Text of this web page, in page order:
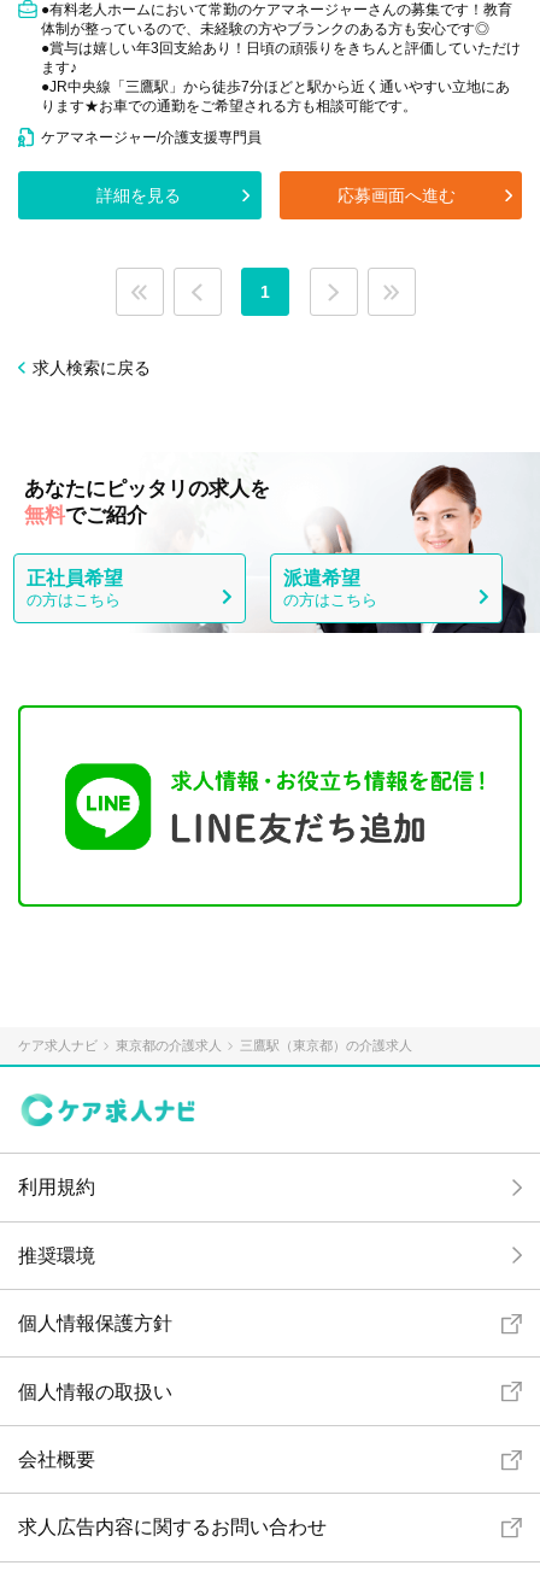
●有料老人ホームにおいて常勤のケアマネージャーさんの募集です！教育
体制が整っているので、未経験の方やブランクのある方も安心です◎
●賞与は嬉しい年3回支給あり！日頃の頑張りをきちんと評価していただけ
ます♪
●JR中央線「三鷹駅」から徒歩7分ほどと駅から近く通いやすい立地にあ
ります★お車での通勤をご希望される方も相談可能です。
ケアマネージャー/介護支援専門員
詳細を見る 応募画面へ進む
1
求人検索に戻る
あなたにピッタリの求人を
無料でご紹介
正社員希望
の方はこちら
派遣希望
の方はこちら
ケア求人ナビ 東京都の介護求人 三鷹駅（東京都）の介護求人
利用規約
推奨環境
個人情報保護方針
個人情報の取扱い
会社概要
求人広告内容に関するお問い合わせ